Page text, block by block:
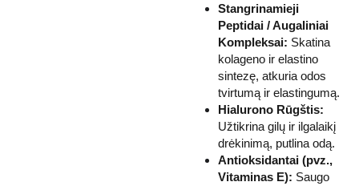
Stangrinamieji
Peptidai / Augaliniai
Kompleksai: Skatina
kolageno ir elastino
sintezę, atkuria odos
tvirtumą ir elastingumą.
Hialurono Rūgštis:
Užtikrina gilų ir ilgalaikį
drėkinimą, putlina odą.
Antioksidantai (pvz.,
Vitaminas E): Saugo